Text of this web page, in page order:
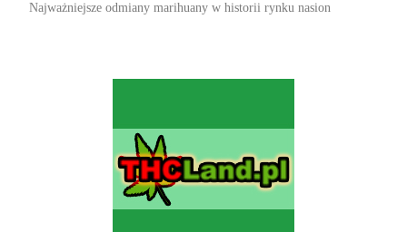
Najważniejsze odmiany marihuany w historii rynku nasion